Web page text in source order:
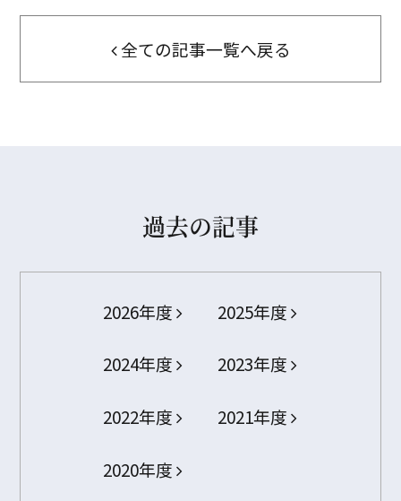
全ての記事一覧へ戻る
過去の記事
2026年度 2025年度
2024年度 2023年度
2022年度 2021年度
2020年度